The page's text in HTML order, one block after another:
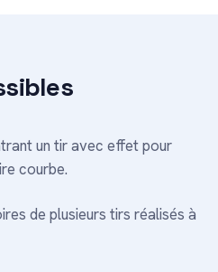
un tir avec effet pour
courbe.
de plusieurs tirs réalisés à